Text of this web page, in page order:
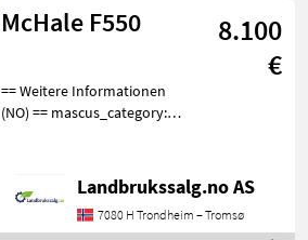
McHale F550
8.100
€
== Weitere Informationen
(NO) == mascus_category:
die Referenznummer an:
9004 Weitere Bilder finden
Sie unter en
Landbrukssalg.no AS
7080 H Trondheim – Tromsø